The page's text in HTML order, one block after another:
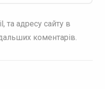
та адресу сайту в
коментарів.